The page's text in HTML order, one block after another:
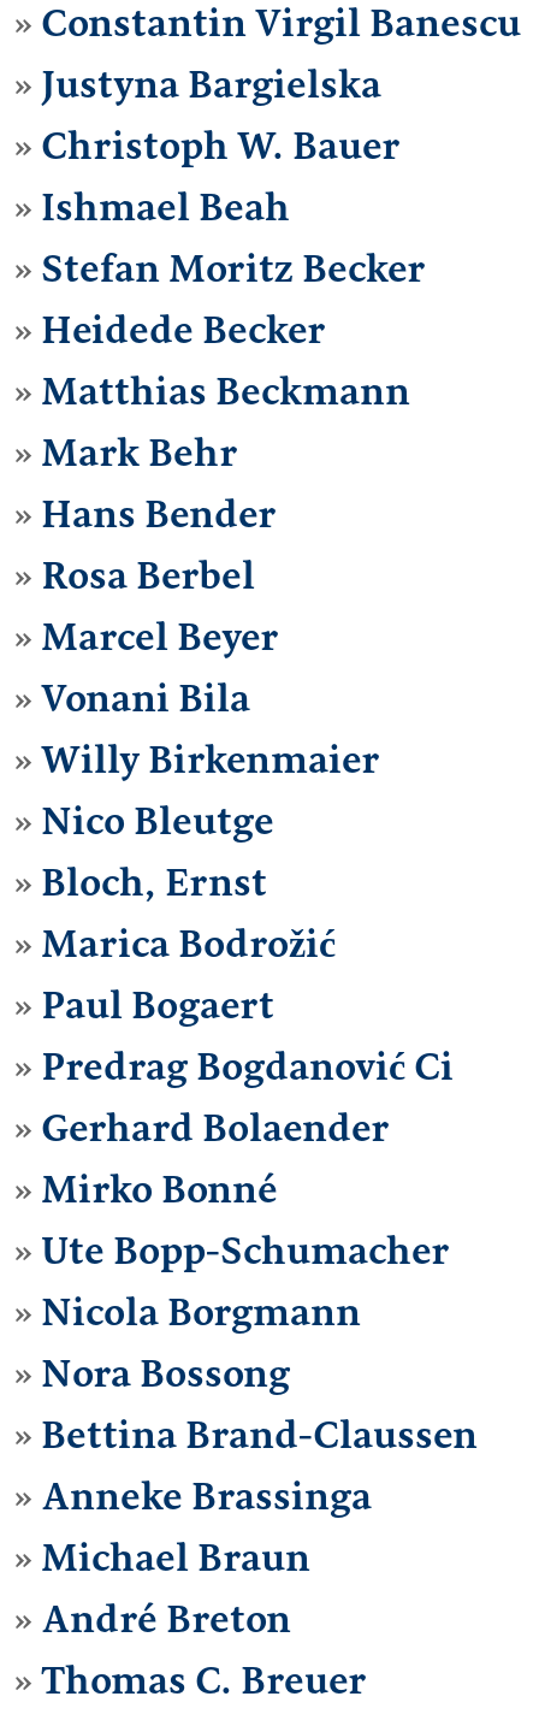
Constantin Virgil Banescu
Justyna Bargielska
Christoph W. Bauer
Ishmael Beah
Stefan Moritz Becker
Heidede Becker
Matthias Beckmann
Mark Behr
Hans Bender
Rosa Berbel
Marcel Beyer
Vonani Bila
Willy Birkenmaier
Nico Bleutge
Bloch, Ernst
Marica Bodrožić
Paul Bogaert
Predrag Bogdanović Ci
Gerhard Bolaender
Mirko Bonné
Ute Bopp-Schumacher
Nicola Borgmann
Nora Bossong
Bettina Brand-Claussen
Anneke Brassinga
Michael Braun
André Breton
Thomas C. Breuer